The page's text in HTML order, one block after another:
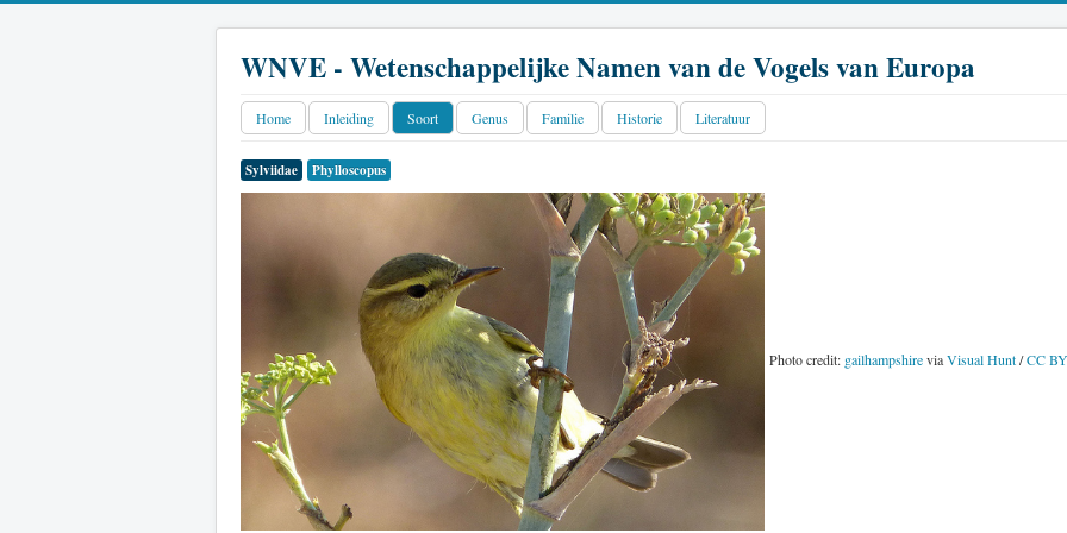
WNVE - Wetenschappelijke Namen van de Vogels van Europa
Home Inleiding Soort Genus Familie Historie Literatuur
Sylviidae Phylloscopus
Photo credit: gailhampshireviaVisual Hunt/CC BY